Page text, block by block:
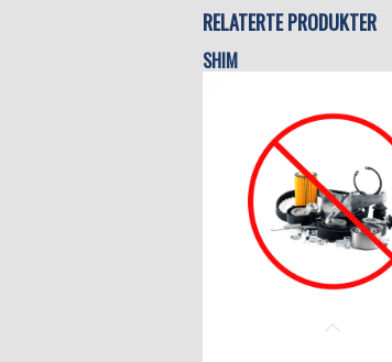
RELATERTE PRODUKTER
SHIM